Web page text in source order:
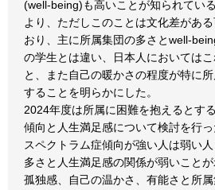
(well-being)も高いことが知られてい
より、ただしこのことは文化差があ
おり、主に所属集団の多さとwell-
の学生とは違い、日本人においては
と、また自己の暖かさの程度が特に
することを明らかにした。
2024年度は所属に困難を抱えるとす
傾向と人生満足感について検討を行
スペクトラム症傾向が強い人は弱い
多さと人生満足感の関係が弱いことが
孤独感、自己の温かさ、有能さと所